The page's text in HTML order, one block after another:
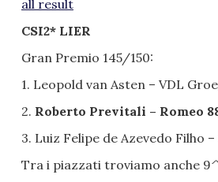
all result
CSI2* LIER
Gran Premio 145/150:
1. Leopold van Asten – VDL
2. Roberto Previtali – Romeo
3. Luiz Felipe de Azevedo Filho
Tra i piazzati troviamo anche 9^